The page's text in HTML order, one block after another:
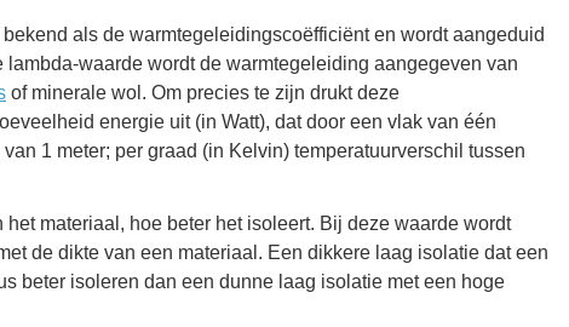
als de warmtegeleidingscoëfficiënt en wordt aangeduid
lambda-waarde wordt de warmtegeleiding aangegeven van
of minerale wol. Om precies te zijn drukt deze
energie uit (in Watt), dat door een vlak van één
1 meter; per graad (in Kelvin) temperatuurverschil tussen
materiaal, hoe beter het isoleert. Bij deze waarde wordt
de dikte van een materiaal. Een dikkere laag isolatie dat een
beter isoleren dan een dunne laag isolatie met een hoge